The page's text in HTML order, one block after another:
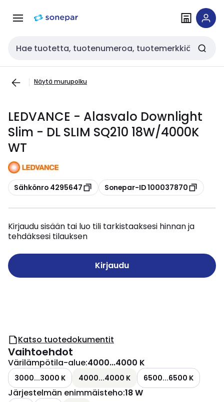
navigointiinsisältöön
Haku
Näytä murupolku
LEDVANCE - Alasvalo Downlight
Slim - DL SLIM SQ210 18W/4000K
WT
Kopioi
Sähkönro 4295647 Kopioi
Sonepar-ID 100037870
Kirjaudu sisään tai luo tili tarkistaaksesi hinnan ja
tehdäksesi tilauksen
Kirjaudu
Katso tuotedokumentit
Vaihtoehdot
Värilämpötila-alue:4000...4000 K
3000...3000 K 4000...4000 K 6500...6500 K
Järjestelmän enimmäisteho:18 W